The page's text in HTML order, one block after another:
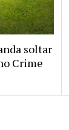
soltar
Crime